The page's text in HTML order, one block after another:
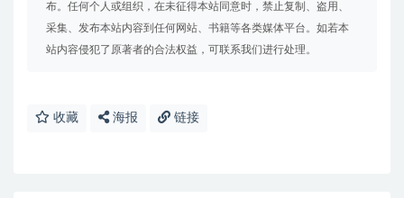
布。任何个人或组织，在未征得本站同意时，禁止复制、盗用、
采集、发布本站内容到任何网站、书籍等各类媒体平台。如若本
站内容侵犯了原著者的合法权益，可联系我们进行处理。
收藏 海报 链接